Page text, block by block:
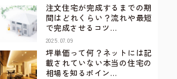
注文住宅が完成するまでの期
間はどれくらい？流れや最短
で完成させるコツ…
2025.07.09
坪単価って何？ネットには記
載されていない本当の住宅の
相場を知るポイン…